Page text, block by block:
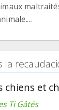
la
chiens et
Ti Gâtés